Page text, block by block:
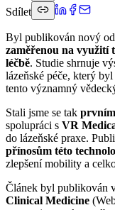
Sdílet
Byl publikován nový
zaměřenou na využití
léčbě. Studie shrnuje
lázeňské péče, který
tento významný
Stali jsme se tak
spolupráci s VR
do lázeňské praxe.
přínosům této
zlepšení mobility a
Článek byl publikován
Clinical Medicine